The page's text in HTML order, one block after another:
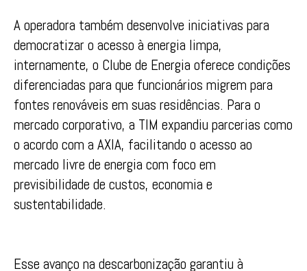
A operadora também desenvolve iniciativas para
democratizar o acesso à energia limpa,
internamente, o Clube de Energia oferece condições
diferenciadas para que funcionários migrem para
fontes renováveis em suas residências. Para o
mercado corporativo, a TIM expandiu parcerias como
o acordo com a AXIA, facilitando o acesso ao
mercado livre de energia com foco em
previsibilidade de custos, economia e
sustentabilidade.
Esse avanço na descarbonização garantiu à